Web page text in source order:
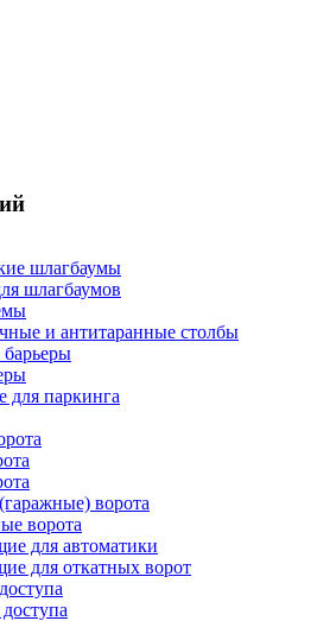
шлагбаумы
шлагбаумов
и антитаранные столбы
для паркинга
ворота
ворота
для автоматики
для откатных ворот